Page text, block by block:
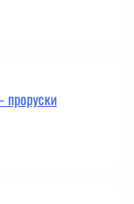
проруски